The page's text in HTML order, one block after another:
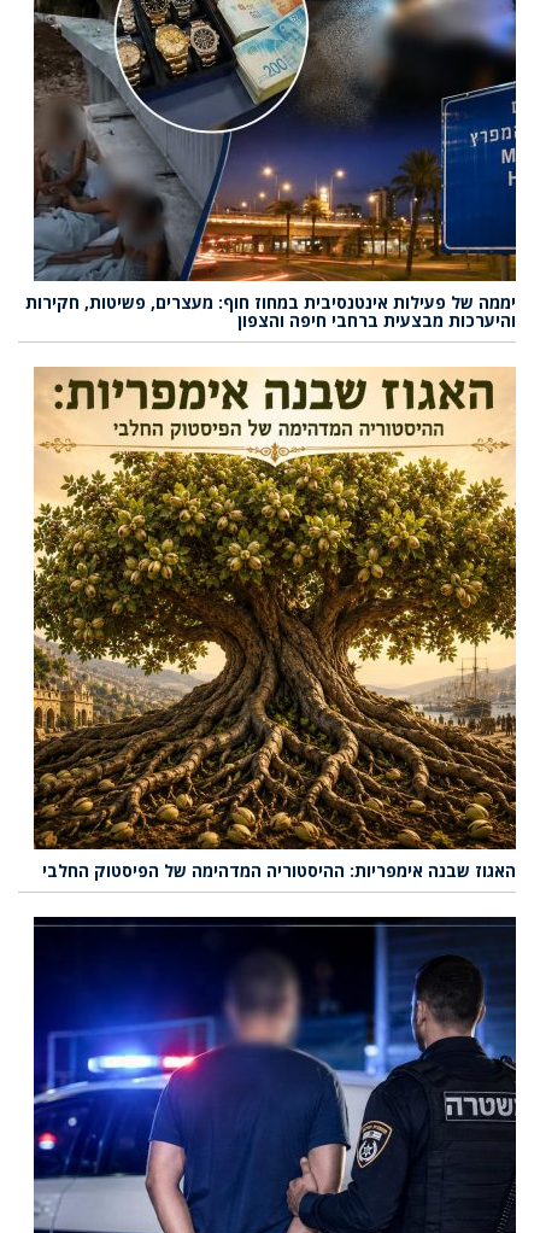
יממה של פעילות אינטנסיבית במחוז חוף: מעצרים, פשיטות, חקירות
והיערכות מבצעית ברחבי חיפה והצפון
האגוז שבנה אימפריות: ההיסטוריה המדהימה של הפיסטוק החלבי